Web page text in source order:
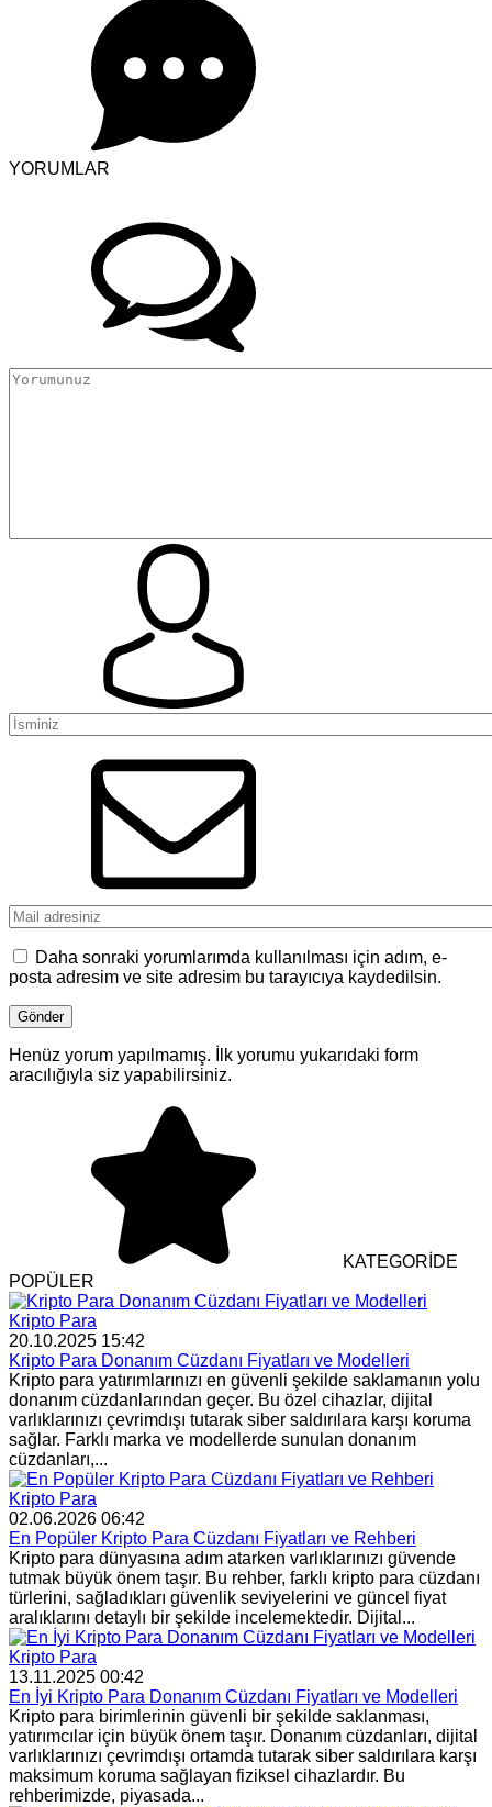
YORUMLAR
Daha sonraki yorumlarımda kullanılması için adım, e-
posta adresim ve site adresim bu tarayıcıya kaydedilsin.
Henüz yorum yapılmamış. İlk yorumu yukarıdaki form
aracılığıyla siz yapabilirsiniz.
KATEGORİDE
POPÜLER
Kripto Para
20.10.2025 15:42
Kripto Para Donanım Cüzdanı Fiyatları ve Modelleri
Kripto para yatırımlarınızı en güvenli şekilde saklamanın yolu
donanım cüzdanlarından geçer. Bu özel cihazlar, dijital
varlıklarınızı çevrimdışı tutarak siber saldırılara karşı koruma
sağlar. Farklı marka ve modellerde sunulan donanım
cüzdanları,...
Kripto Para
02.06.2026 06:42
En Popüler Kripto Para Cüzdanı Fiyatları ve Rehberi
Kripto para dünyasına adım atarken varlıklarınızı güvende
tutmak büyük önem taşır. Bu rehber, farklı kripto para cüzdanı
türlerini, sağladıkları güvenlik seviyelerini ve güncel fiyat
aralıklarını detaylı bir şekilde incelemektedir. Dijital...
Kripto Para
13.11.2025 00:42
En İyi Kripto Para Donanım Cüzdanı Fiyatları ve Modelleri
Kripto para birimlerinin güvenli bir şekilde saklanması,
yatırımcılar için büyük önem taşır. Donanım cüzdanları, dijital
varlıklarınızı çevrimdışı ortamda tutarak siber saldırılara karşı
maksimum koruma sağlayan fiziksel cihazlardır. Bu
rehberimizde, piyasada...